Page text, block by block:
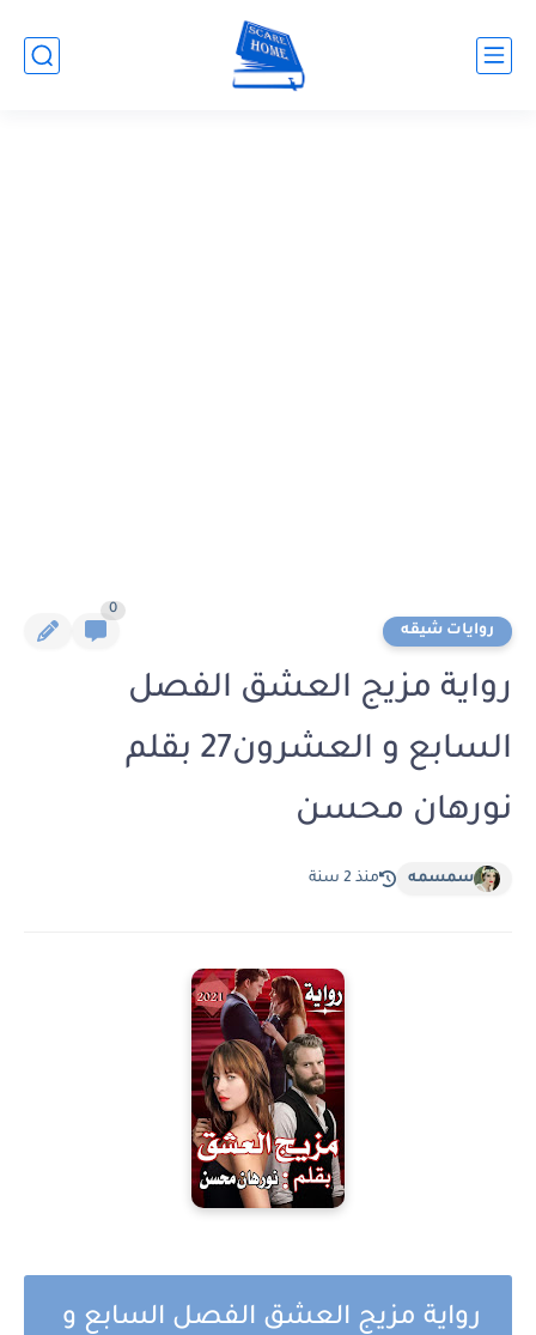
روايات شيقه
0
رواية مزيج العشق الفصل
السابع و العشرون27 بقلم
نورهان محسن
سمسمه منذ 2 سنة
رواية مزيج العشق الفصل السابع و